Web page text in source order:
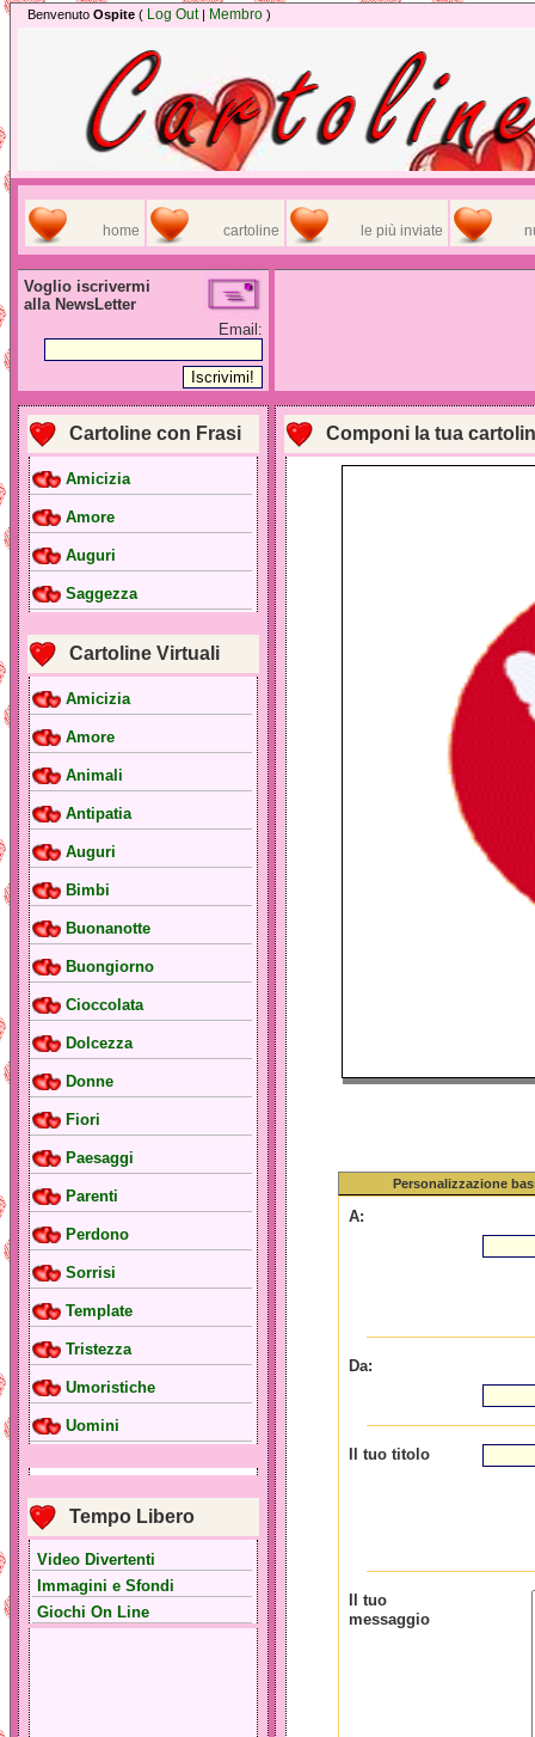
Benvenuto Ospite ( Log Out| Membro )
home cartoline le più inviate
Voglio iscrivermi
alla NewsLetter
Email:
Cartoline con Frasi
Amicizia
Amore
Auguri
Saggezza
Cartoline Virtuali
Amicizia
Amore
Animali
Antipatia
Auguri
Bimbi
Buonanotte
Buongiorno
Cioccolata
Dolcezza
Donne
Fiori
Paesaggi
Parenti
Perdono
Sorrisi
Template
Tristezza
Umoristiche
Uomini
Tempo Libero
Video Divertenti
Immagini e Sfondi
Giochi On Line
Componi la tua
Personalizzazione
A:
Da:
Il tuo titolo
Il tuo
messaggio